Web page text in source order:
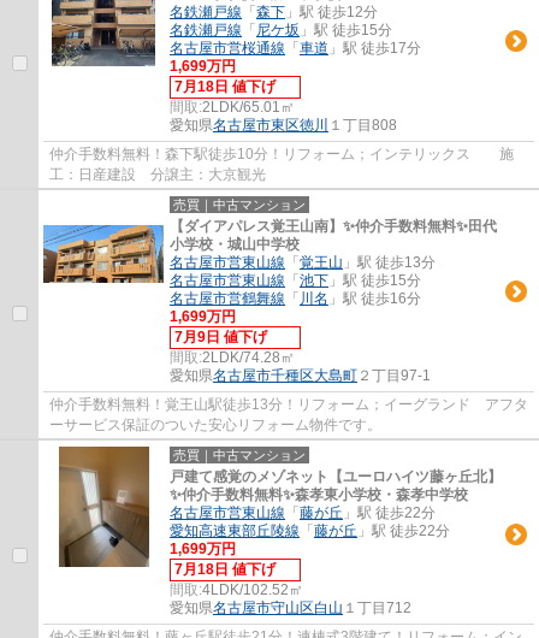
名鉄瀬戸線 「 森下 」駅 徒歩12分
名鉄瀬戸線 「 尼ケ坂 」駅 徒歩15分
名古屋市営桜通線 「 車道 」駅 徒歩17分
1,699万円
7月18日 値下げ
間取:2LDK/65.01㎡
愛知県名古屋市東区徳川 １丁目808
仲介手数料無料！森下駅徒歩10分！リフォーム；インテリックス 施
工：日産建設 分譲主：大京観光
売買｜中古マンション
【ダイアパレス覚王山南】✨️仲介手数料無料✨️田代
小学校・城山中学校
名古屋市営東山線 「 覚王山 」駅 徒歩13分
名古屋市営東山線 「 池下 」駅 徒歩15分
名古屋市営鶴舞線 「 川名 」駅 徒歩16分
1,699万円
7月9日 値下げ
間取:2LDK/74.28㎡
愛知県名古屋市千種区大島町 ２丁目97-1
仲介手数料無料！覚王山駅徒歩13分！リフォーム；イーグランド アフタ
ーサービス保証のついた安心リフォーム物件です。
売買｜中古マンション
戸建て感覚のメゾネット【ユーロハイツ藤ヶ丘北】
✨️仲介手数料無料✨️森孝東小学校・森孝中学校
名古屋市営東山線 「 藤が丘 」駅 徒歩22分
愛知高速東部丘陵線 「 藤が丘 」駅 徒歩22分
1,699万円
7月18日 値下げ
間取:4LDK/102.52㎡
愛知県名古屋市守山区白山 １丁目712